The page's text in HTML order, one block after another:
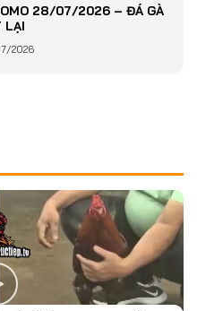
28/07/2026 – ĐÁ GÀ
LẠI
2026